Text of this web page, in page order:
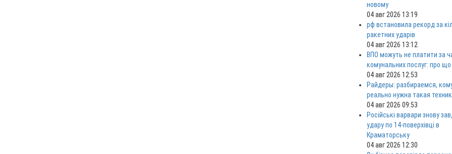
новому
04 авг 2026 13:19
рф встановила рекорд за
ракетних ударів
04 авг 2026 13:12
ВПО можуть не платити за
комунальних послуг: про
04 авг 2026 12:53
Райдеры: разбираемся,
реально нужна такая
04 авг 2026 09:53
Російські варвари знову
удару по 14-поверхівці в
Краматорську
04 авг 2026 12:30